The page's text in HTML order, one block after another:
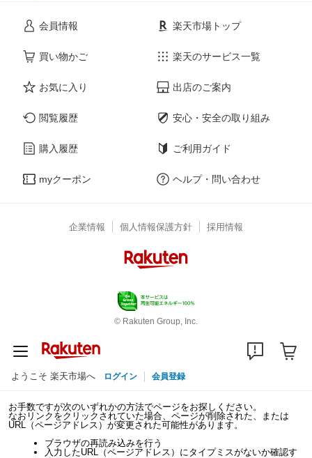
会員情報
買い物かご
お気に入り
閲覧履歴
購入履歴
myクーポン
楽天市場トップ
楽天のサービス一覧
出店のご案内
安心・安全の取り組み
ご利用ガイド
ヘルプ・問い合わせ
企業情報 個人情報保護方針 採用情報
© Rakuten Group, Inc.
ようこそ 楽天市場へ ログイン 会員登録
お手数ですが次のいずれかの方法でページをお探しください。
なおリンクをクリックされていた場合、ページが削除された、または
URL（ページアドレス）が変更された可能性があります。
ブラウザの再読み込みを行う
入力したURL（ページアドレス）にタイプミスがないか確認す